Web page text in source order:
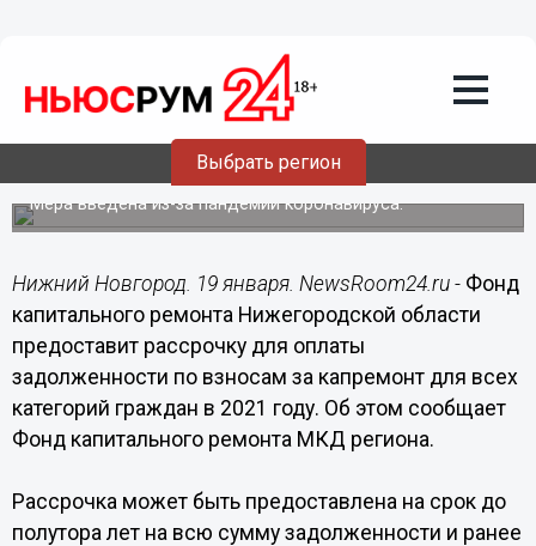
Выбрать регион
19.01.202117:02
Нижегородцам продлили рассрочку по
долгам за капремонт на 2021 год
Мера введена из-за пандемии коронавируса.
Нижний Новгород. 19 января. NewsRoom24.ru - Фонд
капитального ремонта Нижегородской области
предоставит рассрочку для оплаты
задолженности по взносам за капремонт для всех
категорий граждан в 2021 году. Об этом сообщает
Фонд капитального ремонта МКД региона.
Рассрочка может быть предоставлена на срок до
полутора лет на всю сумму задолженности и ранее